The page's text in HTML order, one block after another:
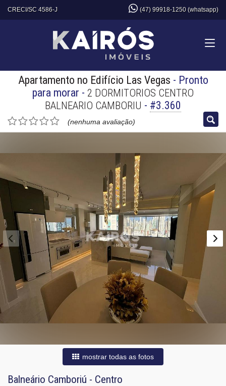
CRECI/SC 4586-J (47) 99918-1250 (whatsapp)
Apartamento no Edifício Las Vegas - Pronto
para morar - 2 DORMITORIOS CENTRO
BALNEARIO CAMBORIU - #3.360
(nenhuma avaliação)
mostrar todas as fotos
Balneário Camboriú - Centro